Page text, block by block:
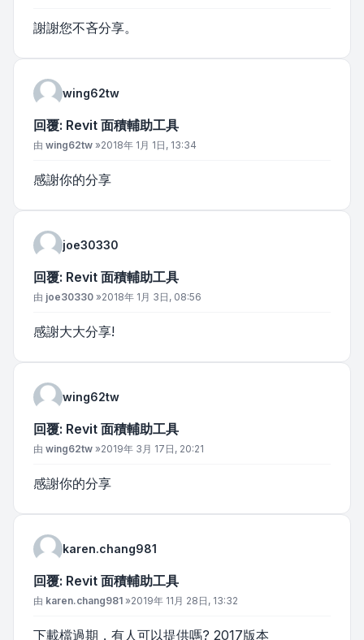
謝謝您不吝分享。
wing62tw
回覆: Revit 面積輔助工具
文章
由 wing62tw »2018年 1月 1日, 13:34
感謝你的分享
joe30330
回覆: Revit 面積輔助工具
文章
由 joe30330 »2018年 1月 3日, 08:56
感謝大大分享!
wing62tw
回覆: Revit 面積輔助工具
文章
由 wing62tw »2019年 3月 17日, 20:21
感謝你的分享
karen.chang981
回覆: Revit 面積輔助工具
文章
由 karen.chang981 »2019年 11月 28日, 13:32
下載檔過期，有人可以提供嗎? 2017版本